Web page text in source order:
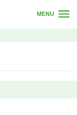
MENU